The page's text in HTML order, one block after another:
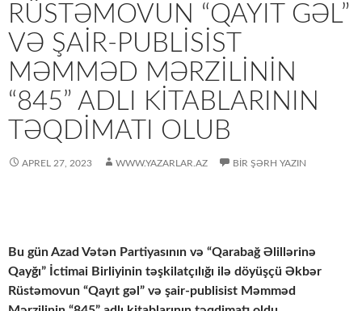
RÜSTƏMOVUN “QAYIT GƏL”
VƏ ŞAIR-PUBLISIST
MƏMMƏD MƏRZILININ
“845” ADLI KITABLARININ
TƏQDIMATI OLUB
APREL 27, 2023 WWW.YAZARLAR.AZ BIR ŞƏRH YAZIN
Bu gün Azad Vətən Partiyasının və “Qarabağ Əlillərinə
Qayğı” İctimai Birliyinin təşkilatçılığı ilə döyüşçü Əkbər
Rüstəmovun “Qayıt gəl” və şair-publisist Məmməd